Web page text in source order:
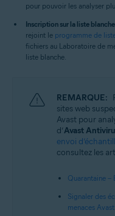
pour pouvoir les analyser
Inscription sur la liste blanche
rejoint le programme de
fichiers au Laboratoire de
liste blanche.
REMARQUE:
sites web
Avast pour
d’Avast
envoi
consultez les
Quarantaine –
Signaler des
menaces Avast